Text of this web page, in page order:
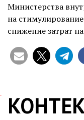
Министерства
на
снижение затрат